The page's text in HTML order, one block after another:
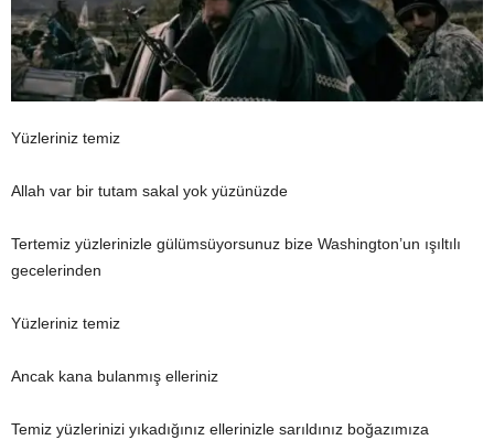
Yüzleriniz temiz
Allah var bir tutam sakal yok yüzünüzde
Tertemiz yüzlerinizle gülümsüyorsunuz bize Washington’un ışıltılı
gecelerinden
Yüzleriniz temiz
Ancak kana bulanmış elleriniz
Temiz yüzlerinizi yıkadığınız ellerinizle sarıldınız boğazımıza